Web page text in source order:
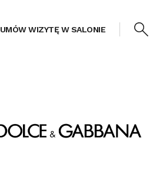
UMÓW WIZYTĘ W SALONIE